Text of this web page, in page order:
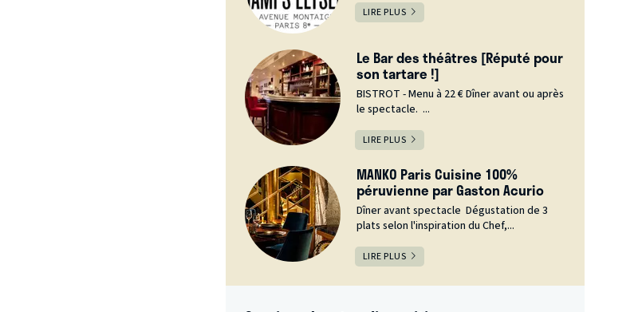
LIRE PLUS
Le Bar des théâtres [Réputé pour
son tartare !]
BISTROT - Menu à 22 € Dîner avant ou après
le spectacle. ...
LIRE PLUS
MANKO Paris Cuisine 100%
péruvienne par Gaston Acurio
Dîner avant spectacle Dégustation de 3
plats selon l'inspiration du Chef,...
LIRE PLUS